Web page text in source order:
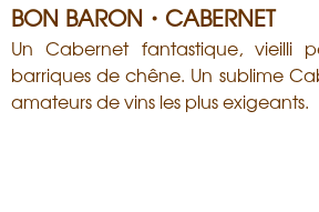
BON BARON・CABERNET
Un Cabernet fantastique, vieilli
barriques de chêne. Un sublime
amateurs de vins les plus exigeants.